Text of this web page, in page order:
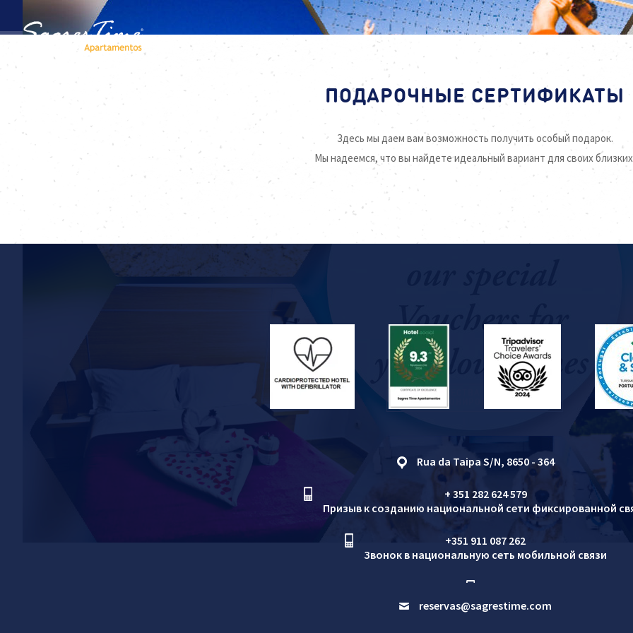
ПРЕИМУЩЕСТВА ПРИ ПРЯМОМ
ПОДАРОЧНЫЕ СЕРТИФИКАТЫ
Здесь мы даем вам возможность получить особый подарок.
Мы надеемся, что вы найдете идеальный вариант для своих
Rua da Taipa S/N, 8650 - 364
+ 351 282 624 579
Призыв к созданию национальной сети фиксированной
+351 911 087 262
Звонок в национальную сеть мобильной связи
reservas@sagrestime.com